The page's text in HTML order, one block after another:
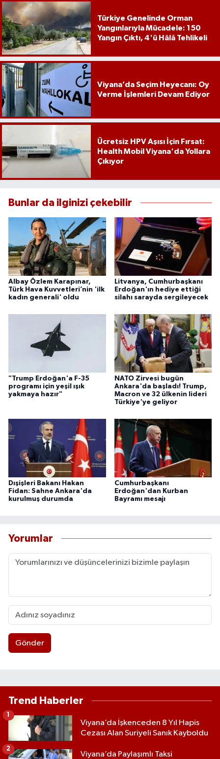
Türkiye Genelinde Orman
Yangınlarıyla Mücadele: 150
Yangın Çıktı, 4'ü Hâlâ Tehlikeli
Viyana’da Seçim Heyecanı: Oy
Verme İşlemleri Devam Ediyor
Ücretsiz HPV Aşısı İçin Fırsat:
Health Mobil Viyana'da Yollara
Çıkıyor
Bunlar da ilginizi çekebilir
Albay Özlem Karapınar,
Türk Hava Kuvvetleri’nin 'ilk
kadın generali' oldu
Litvanya, Cumhurbaşkanı
Erdoğan'ın hediye ettiği
silahı sarayda sergileyecek
"Trump Erdoğan'a F-35
programı için yeşil ışık
yakmaya hazır"
NATO Zirvesi bugün
Ankara'da başladı! Trump,
Macron ve 32 ülkenin lideri
Türkiye'ye geliyor
Dışişleri Bakanı Hakan
Fidan: Sahne Ankara'da
kurulmuş durumda
Cumhurbaşkanı
Erdoğan'dan Kurban
Bayramı mesajı
Yorumlar
Gönder
Trend Haberler
Viyana’da İşkenceden 8 Yıl Hapis
Cezası Alan Suriyeli Sanık Kayboldu
1
Viyana’da Paylaşımlı Taksi
2